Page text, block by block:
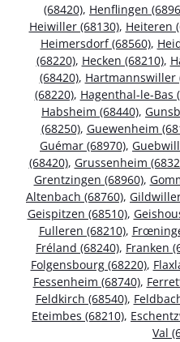
(68420), Henflingen
Heiwiller (68130), Heiteren
Heimersdorf (68560),
(68220), Hecken (68210),
(68420), Hartmannswiller
(68220), Hagenthal-le-Bas
Habsheim (68440),
(68250), Guewenheim
Guémar (68970),
(68420), Grussenheim
Grentzingen (68960),
Altenbach (68760),
Geispitzen (68510),
Fulleren (68210),
Fréland (68240), Franken
Folgensbourg (68220),
Fessenheim (68740),
Feldkirch (68540),
Eteimbes (68210),
Val